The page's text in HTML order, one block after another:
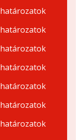
határozatok
határozatok
határozatok
határozatok
határozatok
határozatok
határozatok